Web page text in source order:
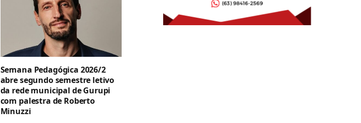
Semana Pedagógica 2026/2
abre segundo semestre letivo
da rede municipal de Gurupi
com palestra de Roberto
Minuzzi